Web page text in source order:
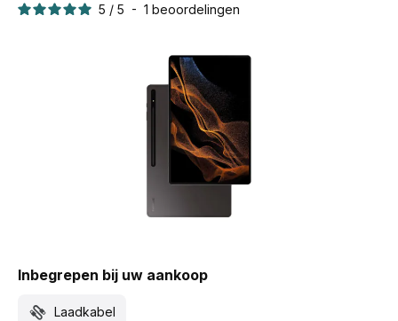
5 / 5 - 1 beoordelingen
Inbegrepen bij uw aankoop
Laadkabel